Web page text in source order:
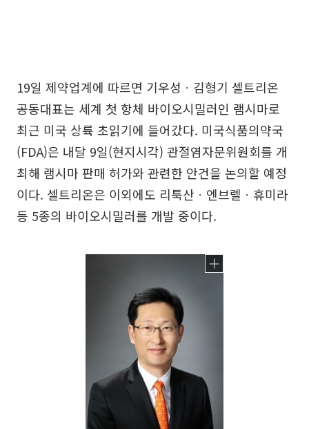
19일 제약업계에 따르면 기우성ㆍ김형기 셀트리온
공동대표는 세계 첫 항체 바이오시밀러인 램시마로
최근 미국 상륙 초읽기에 들어갔다. 미국식품의약국
(FDA)은 내달 9일(현지시각) 관절염자문위원회를 개
최해 램시마 판매 허가와 관련한 안건을 논의할 예정
이다. 셀트리온은 이외에도 리툭산ㆍ엔브렐ㆍ휴미라
등 5종의 바이오시밀러를 개발 중이다.